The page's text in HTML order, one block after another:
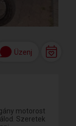
Üzenj
motorost
Szeretek